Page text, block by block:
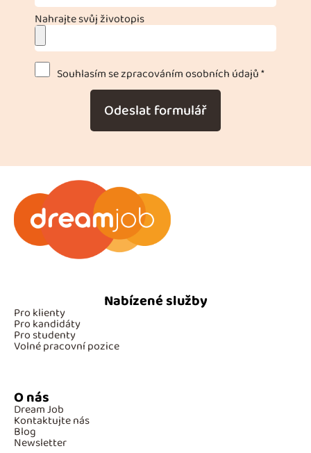
Nahrajte svůj životopis
Souhlasím se zpracováním osobních údajů *
Odeslat formulář
Nabízené služby
Pro klienty
Pro kandidáty
Pro studenty
Volné pracovní pozice
O nás
Dream Job
Kontaktujte nás
Blog
Newsletter